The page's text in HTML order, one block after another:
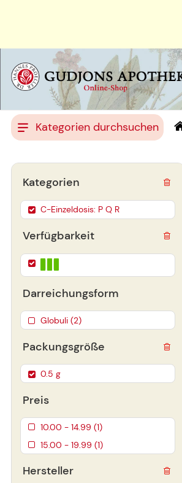
Kategorien durchsuchen
Verfügbarkeit
Darreichungsform
Globuli (2)
Packungsgröße
0.5 g
Preis
10.00 - 14.99 (1)
15.00 - 19.99 (1)
Hersteller
Kategorien
C-Einzeldosis: P Q R